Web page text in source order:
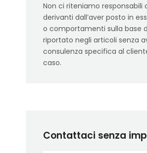
Non ci riteniamo responsabili
derivanti dall’aver posto in
o comportamenti sulla base
riportato negli articoli senza
consulenza specifica al
caso.
Contattaci senza